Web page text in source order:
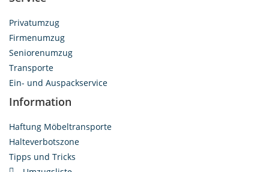
Privatumzug
Firmenumzug
Seniorenumzug
Transporte
Ein- und Auspackservice
Information
Haftung Möbeltransporte
Halteverbotszone
Tipps und Tricks